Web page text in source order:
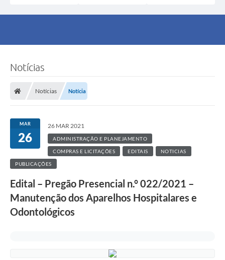
Notícias
Notícias Notícia
MAR
26
26 MAR 2021
ADMINISTRAÇÃO E PLANEJAMENTO
COMPRAS E LICITAÇÕES EDITAIS NOTICIAS
PUBLICAÇÕES
Edital – Pregão Presencial n.° 022/2021 –
Manutenção dos Aparelhos Hospitalares e
Odontológicos